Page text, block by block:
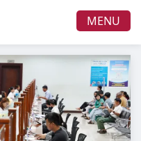
MENU